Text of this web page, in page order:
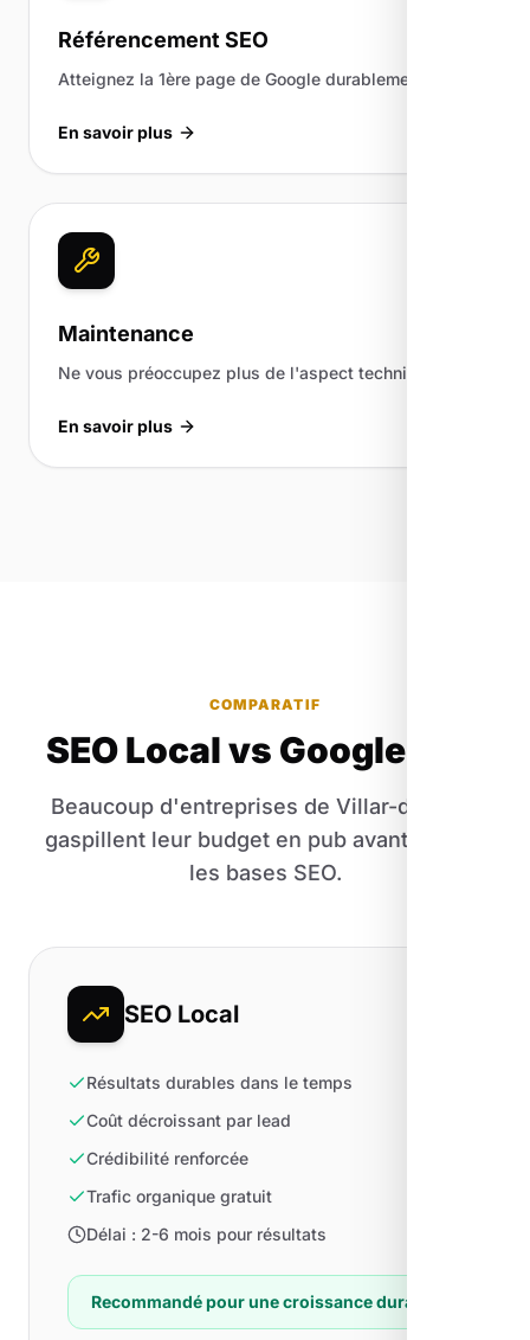
Référencement SEO
Atteignez la 1ère page de Google durablement.
En savoir plus
Maintenance
Ne vous préoccupez plus de l'aspect technique.
En savoir plus
COMPARATIF
SEO Local vs Google Ads
Beaucoup d'entreprises de Villar-d'Arêne
gaspillent leur budget en pub avant d'avoir
les bases SEO.
SEO Local
Résultats durables dans le temps
Coût décroissant par lead
Crédibilité renforcée
Trafic organique gratuit
Délai : 2-6 mois pour résultats
Recommandé pour une croissance durable